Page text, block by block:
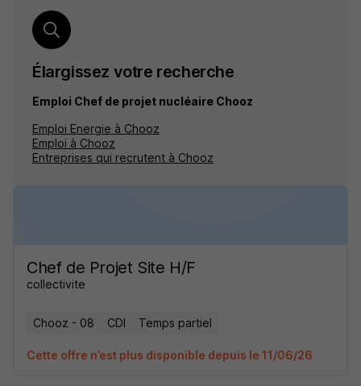
Élargissez votre recherche
Emploi Chef de projet nucléaire Chooz
Emploi Energie à Chooz
Emploi à Chooz
Entreprises qui recrutent à Chooz
Chef de Projet Site H/F
collectivite
Chooz - 08 CDI Temps partiel
Cette offre n’est plus disponible depuis le 11/06/26